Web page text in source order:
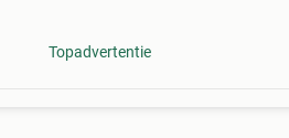
Topadvertentie